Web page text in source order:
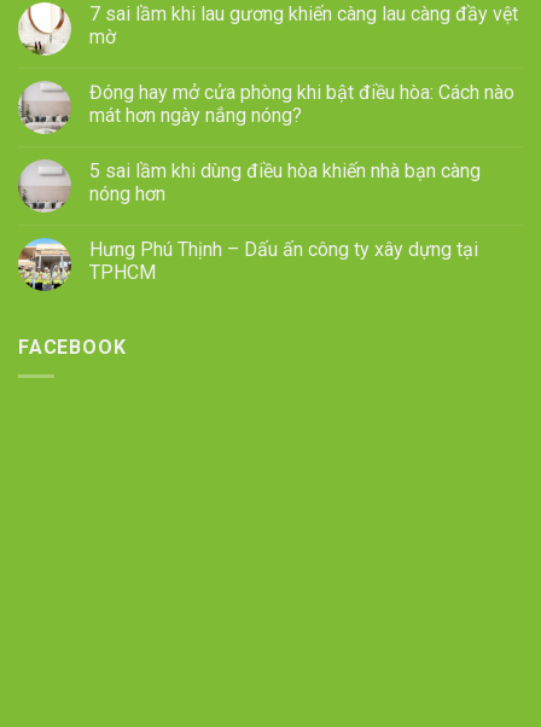
7 sai lầm khi lau gương khiến càng lau càng đầy vệt
mờ
Đóng hay mở cửa phòng khi bật điều hòa: Cách nào
mát hơn ngày nắng nóng?
5 sai lầm khi dùng điều hòa khiến nhà bạn càng
nóng hơn
Hưng Phú Thịnh – Dấu ấn công ty xây dựng tại
TPHCM
FACEBOOK